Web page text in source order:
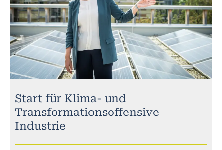
Start für Klima- und
Transformationsoffensive
Industrie